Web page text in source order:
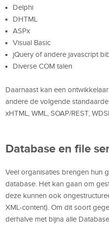
Delphi
DHTML
ASPx
Visual Basic
jQuery of andere javascript
Diverse COM talen
Daarnaast kan een
andere de volgende
xHTML, WML, SOAP/REST,
Database en file
Veel organisaties brengen hun
database. Het kan gaan om
deze kunnen ook
XML-content). Om dit soort
derhalve met bijna alle